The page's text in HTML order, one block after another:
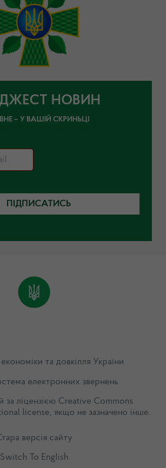
НОВИН
– У ВАШІЙ СКРИНЬЦІ
ПІДПИСАТИСЬ
та довкілля України
електронних звернень
за ліцензією Creative Commons
license, якщо не зазначено інше.
версія сайту
Switch To English